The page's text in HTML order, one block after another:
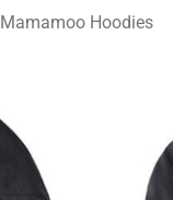
Mamamoo Hoodies